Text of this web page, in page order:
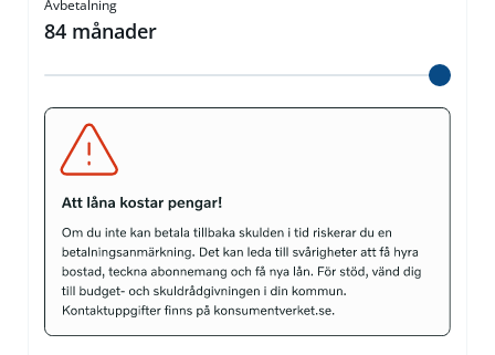
Avbetalning
84 månader